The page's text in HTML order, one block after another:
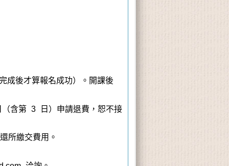
成後才算報名成功）。開課後
（含第 3 日） 申請退費，恕不接
所繳交費用。